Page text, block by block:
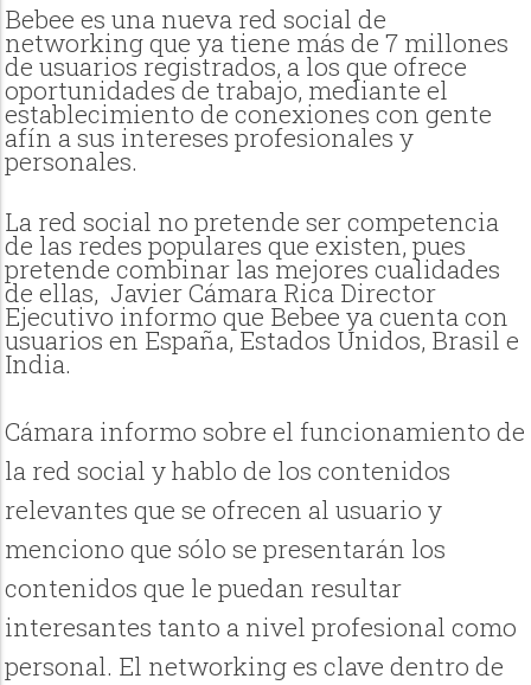
Bebee es una nueva red social de
networking que ya tiene más de 7 millones
de usuarios registrados, a los que ofrece
oportunidades de trabajo, mediante el
establecimiento de conexiones con gente
afín a sus intereses profesionales y
personales.
La red social no pretende ser competencia
de las redes populares que existen, pues
pretende combinar las mejores cualidades
de ellas, Javier Cámara Rica Director
Ejecutivo informo que Bebee ya cuenta con
usuarios en España, Estados Unidos, Brasil e
India.
Cámara informo sobre el funcionamiento de
la red social y hablo de los contenidos
relevantes que se ofrecen al usuario y
menciono que sólo se presentarán los
contenidos que le puedan resultar
interesantes tanto a nivel profesional como
personal. El networking es clave dentro de